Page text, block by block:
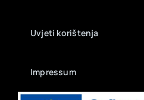
Uvjeti korištenja
Impressum